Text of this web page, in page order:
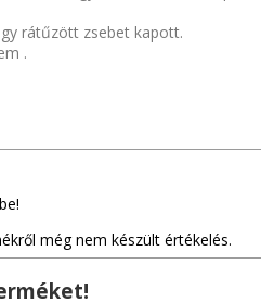
rátűzött zsebet kapott.
.
még nem készült értékelés.